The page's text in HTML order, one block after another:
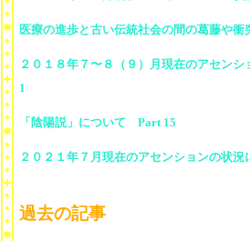
医療の進歩と古い伝統社会の間の葛藤や
２０１８年７〜８（９）月現在のアセン
1
「陰陽説」について Part 15
２０２１年７月現在のアセンションの状
過去の記事